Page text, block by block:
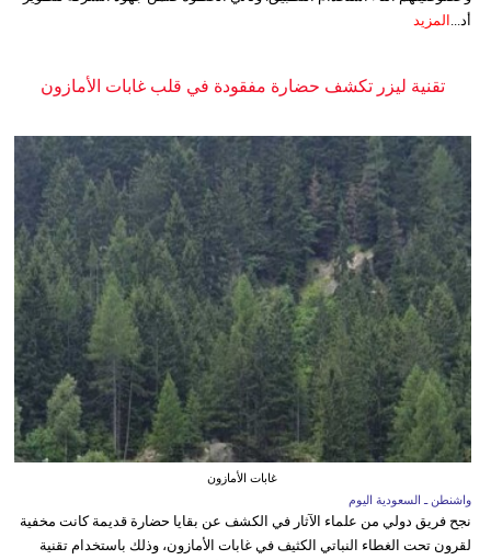
أد... المزيد
تقنية ليزر تكشف حضارة مفقودة في قلب غابات الأمازون
غابات الأمازون
واشنطن ـ السعودية اليوم
نجح فريق دولي من علماء الآثار في الكشف عن بقايا حضارة قديمة كانت مخفية
لقرون تحت الغطاء النباتي الكثيف في غابات الأمازون، وذلك باستخدام تقنية